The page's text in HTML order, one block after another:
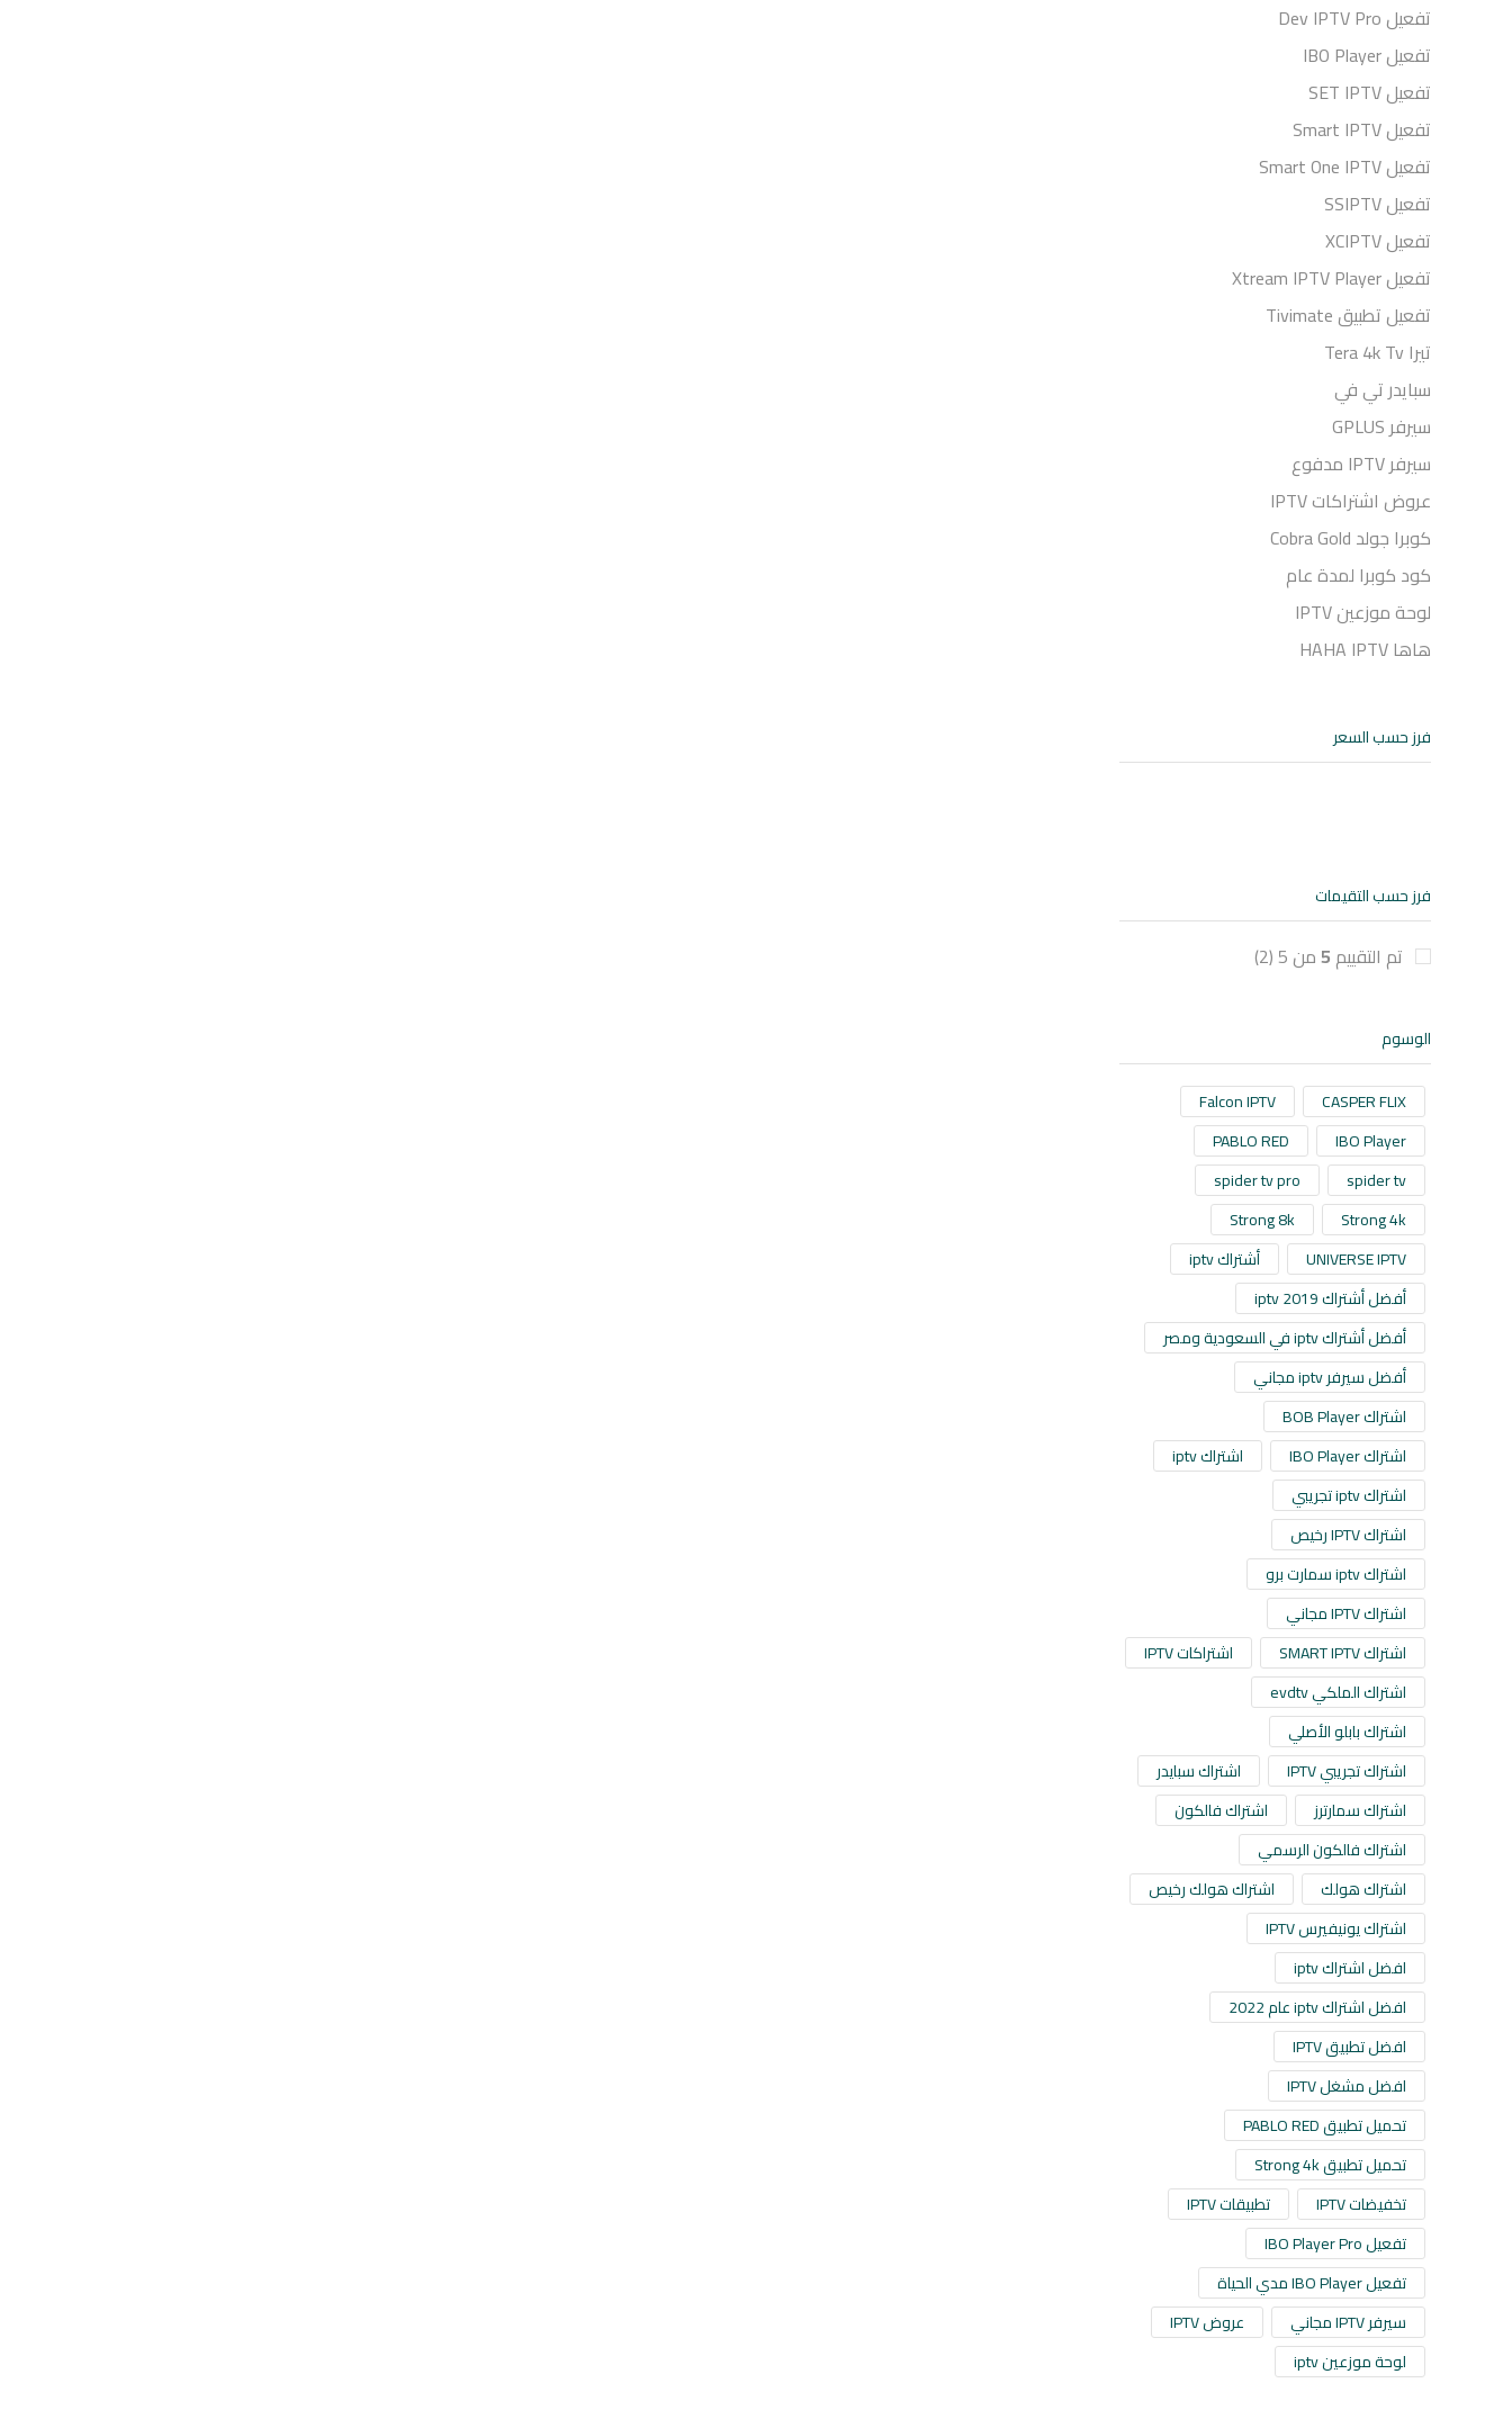
تفعيل Dev IPTV Pro
تفعيل IBO Player
تفعيل SET IPTV
تفعيل Smart IPTV
تفعيل Smart One IPTV
تفعيل SSIPTV
تفعيل XCIPTV
تفعيل Xtream IPTV Player
تفعيل تطبيق Tivimate
تيرا Tera 4k Tv
سبايدر تي في
سيرفر GPLUS
سيرفر IPTV مدفوع
عروض اشتراكات IPTV
كوبرا جولد Cobra Gold
كود كوبرا لمدة عام
لوحة موزعين IPTV
هاها HAHA IPTV
فرز حسب السعر
فرز حسب التقيمات
تم التقييم 5من 5 (2)
الوسوم
CASPER FLIX
Falcon IPTV
IBO Player
PABLO RED
spider tv
spider tv pro
Strong 4k
Strong 8k
UNIVERSE IPTV
أشتراك iptv
أفضل أشتراك iptv 2019
أفضل أشتراك iptv في السعودية ومصر
أفضل سيرفر iptv مجاني
اشتراك BOB Player
اشتراك IBO Player
اشتراك iptv
اشتراك iptv تجريبي
اشتراك IPTV رخيص
اشتراك iptv سمارت برو
اشتراك IPTV مجاني
اشتراك SMART IPTV
اشتراكات IPTV
اشتراك الملكي evdtv
اشتراك بابلو الأصلي
اشتراك تجريبي IPTV
اشتراك سبايدر
اشتراك سمارترز
اشتراك فالكون
اشتراك فالكون الرسمي
اشتراك هولك
اشتراك هولك رخيص
اشتراك يونيفيرس IPTV
افضل اشتراك iptv
افضل اشتراك iptv عام 2022
افضل تطبيق IPTV
افضل مشغل IPTV
تحميل تطبيق PABLO RED
تحميل تطبيق Strong 4k
تخفيضات IPTV
تطبيقات IPTV
تفعيل IBO Player Pro
تفعيل IBO Player مدي الحياة
سيرفر IPTV مجاني
عروض IPTV
لوحة موزعين iptv